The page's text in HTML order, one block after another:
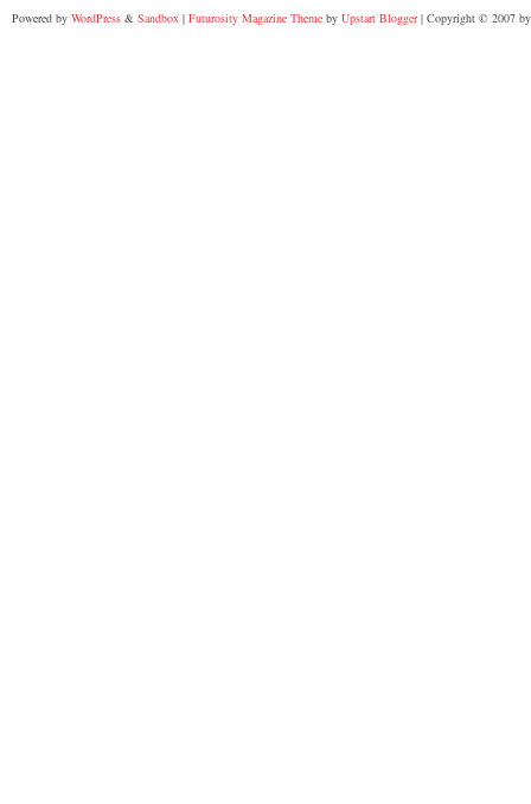
Powered by WordPress & Sandbox | Futurosity Magazine Theme by Upstart Blogger| Copyright © 2007 by